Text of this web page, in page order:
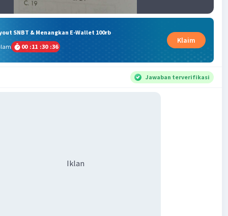
SNBT & Menangkan E-Wallet 100rb
00 :11 :30 :35
Klaim
Jawaban terverifikasi
Iklan